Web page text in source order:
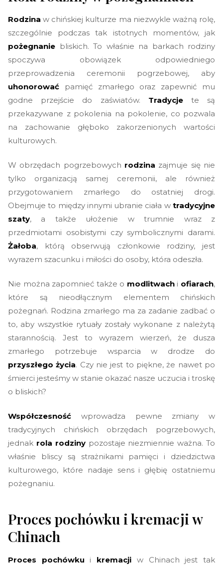
Rodzina w chińskiej kulturze ma niezwykle ważną rolę,
szczególnie podczas tak istotnych momentów, jak
pożegnanie bliskich. To właśnie na barkach rodziny
spoczywa obowiązek odpowiedniego
przeprowadzenia ceremonii pogrzebowej, aby
uhonorować pamięć zmarłego oraz zapewnić mu
godne przejście do zaświatów. Tradycjete są
przekazywane z pokolenia na pokolenie, co pozwala
na zachowanie głęboko zakorzenionych wartości
kulturowych.
W obrzędach pogrzebowych rodzina zajmuje się nie
tylko organizacją samej ceremonii, ale również
przygotowaniem zmarłego do ostatniej drogi.
Obejmuje to między innymi ubranie ciała w tradycyjne
szaty, a także ułożenie w trumnie wraz z
przedmiotami osobistymi czy symbolicznymi darami.
Żałoba, którą obserwują członkowie rodziny, jest
wyrazem szacunku i miłości do osoby, która odeszła.
Nie można zapomnieć także o modlitwachi ofiarach,
które są nieodłącznym elementem chińskich
pożegnań. Rodzina zmarłego ma za zadanie zadbać o
to, aby wszystkie rytuały zostały wykonane z należytą
starannością. Jest to wyrazem wierzeń, że dusza
zmarłego potrzebuje wsparcia w drodze do
przyszłego życia. Czy nie jest to piękne, że nawet po
śmierci jesteśmy w stanie okazać nasze uczucia i troskę
o bliskich?
Współczesność wprowadza pewne zmiany w
tradycyjnych chińskich obrzędach pogrzebowych,
jednak rola rodzinypozostaje niezmiennie ważna. To
właśnie bliscy są strażnikami pamięci i dziedzictwa
kulturowego, które nadaje sens i głębię ostatniemu
pożegnaniu.
Proces pochówku i kremacji w
Chinach
Proces pochówku i kremacji w Chinach jest tak